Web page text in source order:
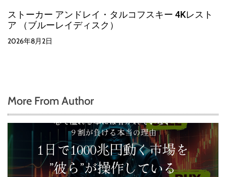
ストーカー アンドレイ・タルコフスキー 4Kレスト
ア （ブルーレイディスク）
2026年8月2日
More From Author